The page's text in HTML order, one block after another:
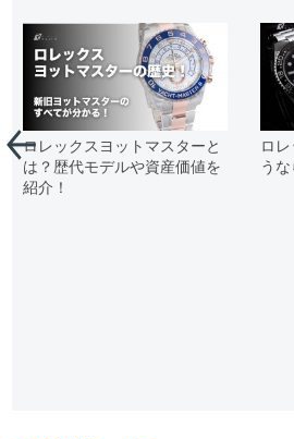
ロレックスヨットマスターと
は？歴代モデルや資産価値を
紹介！
ロ
う